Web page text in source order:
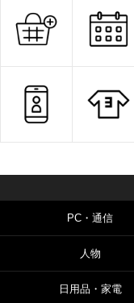
PC・通信
人物
日用品・家電